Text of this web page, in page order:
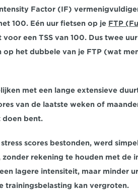
Factor (IF)
100. Eén uur fietsen op je FTP
een TSS van 100. Dus twee
het dubbele van je FTP (wat
met een lange extensieve
van de laatste weken of
doen bent.
scores bestonden, werd
rekening te houden met de
lagere intensiteit, maar minder
trainingsbelasting kan vergroten.